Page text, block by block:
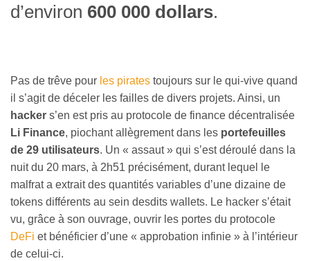
d’environ 600 000 dollars.
Pas de trêve pour les pirates toujours sur le qui-vive quand
il s’agit de déceler les failles de divers projets. Ainsi, un
hacker s’en est pris au protocole de finance décentralisée
Li Finance, piochant allègrement dans les portefeuilles
de 29 utilisateurs. Un « assaut » qui s’est déroulé dans la
nuit du 20 mars, à 2h51 précisément, durant lequel le
malfrat a extrait des quantités variables d’une dizaine de
tokens différents au sein desdits wallets. Le hacker s’était
vu, grâce à son ouvrage, ouvrir les portes du protocole
DeFi et bénéficier d’une « approbation infinie » à l’intérieur
de celui-ci.